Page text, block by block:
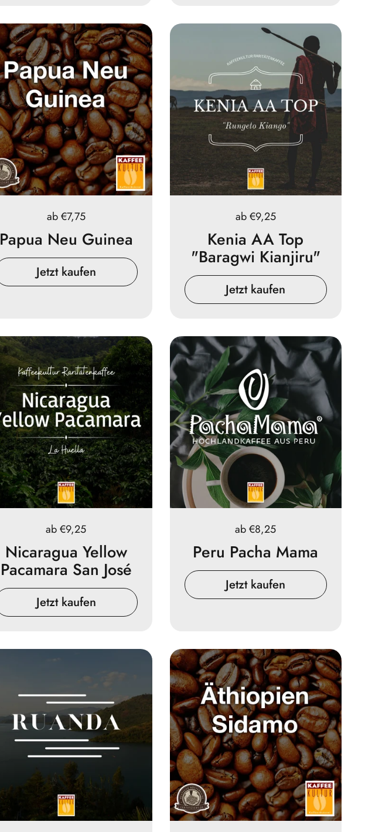
Preis:
ab €7,75
Papua Neu Guinea
Jetzt kaufen
Preis:
ab €9,25
Kenia AA Top
"Baragwi Kianjiru"
Jetzt kaufen
Preis:
ab €9,25
Nicaragua Yellow
Pacamara San José
Jetzt kaufen
Preis:
ab €8,25
Peru Pacha Mama
Jetzt kaufen